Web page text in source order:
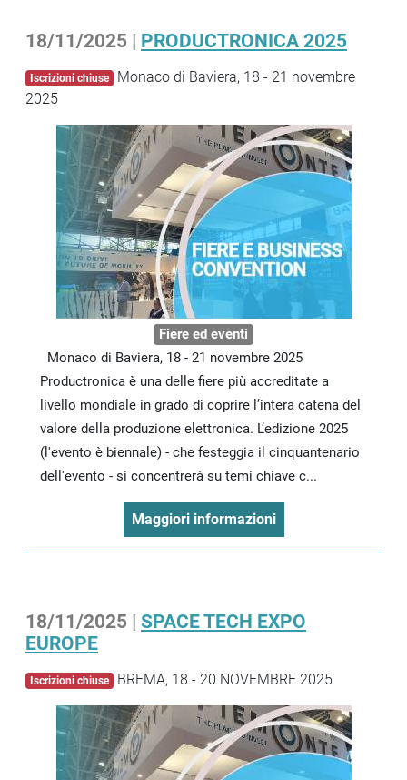
18/11/2025 | PRODUCTRONICA 2025
Iscrizioni chiuse Monaco di Baviera, 18 - 21 novembre
2025
Fiere ed eventi
Monaco di Baviera, 18 - 21 novembre 2025
Productronica è una delle fiere più accreditate a
livello mondiale in grado di coprire l’intera catena del
valore della produzione elettronica. L’edizione 2025
(l'evento è biennale) - che festeggia il cinquantenario
dell'evento - si concentrerà su temi chiave c...
Maggiori informazioni
18/11/2025 | SPACE TECH EXPO
EUROPE
Iscrizioni chiuse BREMA, 18 - 20 NOVEMBRE 2025